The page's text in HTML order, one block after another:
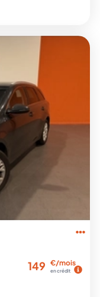
149 €/mois
en crédit